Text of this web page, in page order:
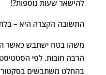
להישאר שעות נוספות?!
התשובה הקצרה היא –
משהו בטח ישתבש כאשר
הרבה חובות. לפי
בהחלט משתבשים בסקטור